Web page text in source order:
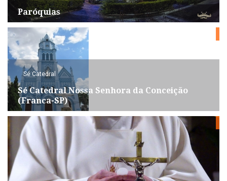
Paróquias
Sé Catedral
Sé Catedral Nossa Senhora da Conceição
(Franca-SP)